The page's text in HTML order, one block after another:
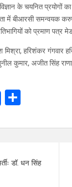
के चयनित प्रयोगों
में बीआरसी समन्वयक
को प्रमाण पत्र
हरिशंकर गंगवार
कुमार, अजीत सिंह
ar
डॉ. धन सिंह